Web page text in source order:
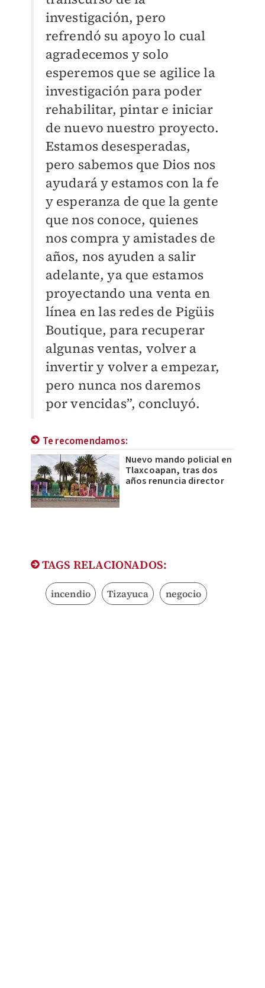
investigación, pero
refrendó su apoyo lo cual
agradecemos y solo
esperemos que se agilice la
investigación para poder
rehabilitar, pintar e iniciar
de nuevo nuestro proyecto.
Estamos desesperadas,
pero sabemos que Dios nos
ayudará y estamos con la fe
y esperanza de que la gente
que nos conoce, quienes
nos compra y amistades de
años, nos ayuden a salir
adelante, ya que estamos
proyectando una venta en
línea en las redes de Pigüis
Boutique, para recuperar
algunas ventas, volver a
invertir y volver a empezar,
pero nunca nos daremos
por vencidas”, concluyó.
Te recomendamos:
Nuevo mando policial en
Tlaxcoapan, tras dos
años renuncia director
TAGS RELACIONADOS:
incendio Tizayuca negocio